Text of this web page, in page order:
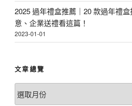
2025 過年禮盒推薦｜20 款過年禮
意、企業送禮看這篇！
2023-01-01
文章總覽
文
章